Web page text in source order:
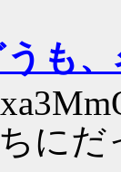
うも
に